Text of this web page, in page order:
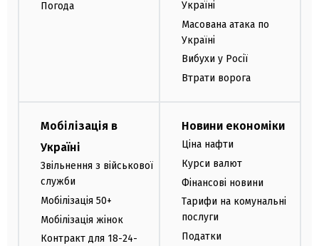
Погода
Україні
Масована атака по
Україні
Вибухи у Росії
Втрати ворога
Мобілізація в
Україні
Звільнення з військової
служби
Мобілізація 50+
Мобілізація жінок
Контракт для 18-24-
Новини економіки
Ціна нафти
Курси валют
Фінансові новини
Тарифи на комунальні
послуги
Податки